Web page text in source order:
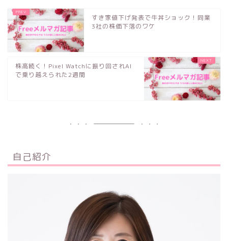
すき家値下げ発表で牛丼ショック！同業
3社の株価下落のワケ
株高続く！Pixel Watchに振り回されAI
で乗り越えられた2週間
自己紹介